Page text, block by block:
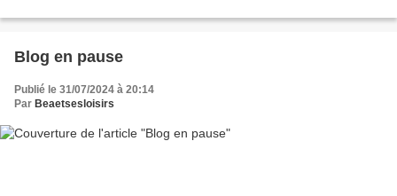
Blog en pause
Publié le 31/07/2024 à 20:14
Par Beaetsesloisirs